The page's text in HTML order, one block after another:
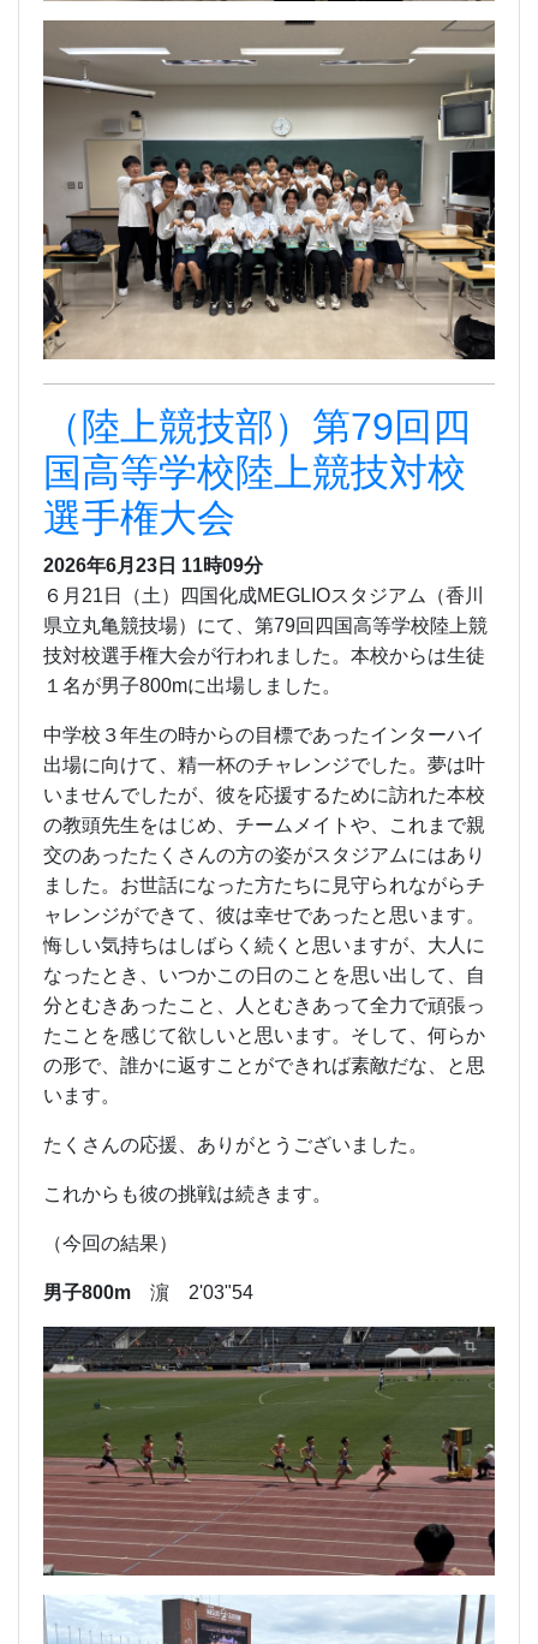
（陸上競技部）第79回四
国高等学校陸上競技対校
選手権大会
2026年6月23日 11時09分
６月21日（土）四国化成MEGLIOスタジアム（香川
県立丸亀競技場）にて、第79回四国高等学校陸上競
技対校選手権大会が行われました。本校からは生徒
１名が男子800mに出場しました。
中学校３年生の時からの目標であったインターハイ
出場に向けて、精一杯のチャレンジでした。夢は叶
いませんでしたが、彼を応援するために訪れた本校
の教頭先生をはじめ、チームメイトや、これまで親
交のあったたくさんの方の姿がスタジアムにはあり
ました。お世話になった方たちに見守られながらチ
ャレンジができて、彼は幸せであったと思います。
悔しい気持ちはしばらく続くと思いますが、大人に
なったとき、いつかこの日のことを思い出して、自
分とむきあったこと、人とむきあって全力で頑張っ
たことを感じて欲しいと思います。そして、何らか
の形で、誰かに返すことができれば素敵だな、と思
います。
たくさんの応援、ありがとうございました。
これからも彼の挑戦は続きます。
（今回の結果）
男子800m 濵 2'03"54